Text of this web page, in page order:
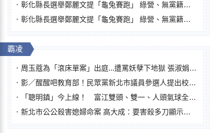
彰化縣長選舉鄭麗文提「龜兔賽跑」 綠營、無黨籍忙否認是烏龜
彰化縣長選舉鄭麗文提「龜兔賽跑」 綠營、無黨籍忙否認是烏龜
霸凌
周玉蔻為「滾床單案」出庭...遭罵妖孽下地獄 張淑娟批：舌頭殺人有罪
影／醒醒吧教育部！民眾黨新北市議員參選人提出校園反毒防線升級政見
「聰明鎮」今上線！ 富江雙頭、雙一、人頭氣球全登場
新北市公公殺害媳婦命案 高大成：要害殺多刀顯示怨恨深